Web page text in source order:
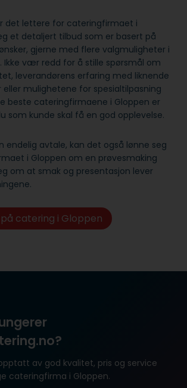
det lettere for cateringfirmaet i
et detaljert tilbud som er basert på
gjerne med flere valgmuligheter i
Ikke vær redd for å stille spørsmål om
leverandørens erfaring med liknende
mulighetene for spesialtilpasning
beste cateringfirmaene i Gloppen er
som kunde skal få en god opplevelse.
endelig avtale, kan det også lønne seg
i Gloppen om en prøvesmaking
om at smak og presentasjon lever
catering i Gloppen
av god kvalitet, pris og service
cateringfirma i Gloppen.